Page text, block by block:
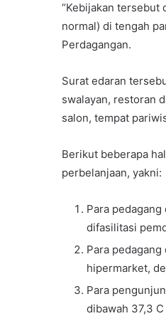
“Kebijakan tersebut
normal) di tengah
Perdagangan.
Surat edaran
swalayan, restoran
salon, tempat
Berikut beberapa
perbelanjaan, yakni:
Para
difasilitasi
Para
hipermarket,
Para
dibawah 37,3